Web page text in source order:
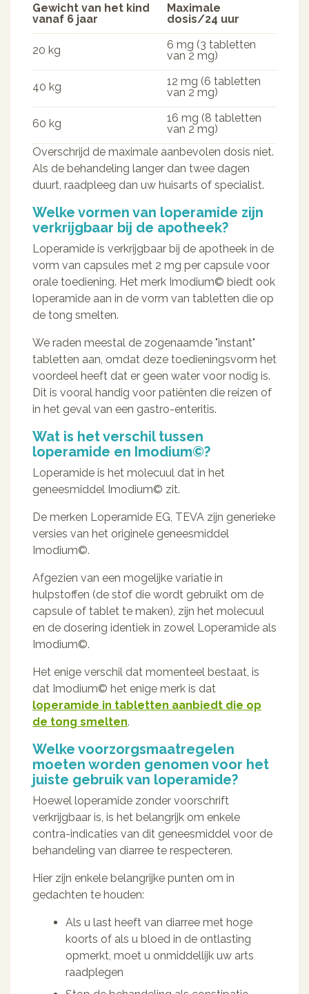
Gewicht van het kind
vanaf 6 jaar
Maximale
dosis/24 uur
20 kg
6 mg (3 tabletten
van 2 mg)
40 kg
12 mg (6 tabletten
van 2 mg)
60 kg
16 mg (8 tabletten
van 2 mg)
Overschrijd de maximale aanbevolen dosis niet.
Als de behandeling langer dan twee dagen
duurt, raadpleeg dan uw huisarts of specialist.
Welke vormen van loperamide zijn
verkrijgbaar bij de apotheek?
Loperamide is verkrijgbaar bij de apotheek in de
vorm van capsules met 2 mg per capsule voor
orale toediening. Het merk Imodium© biedt ook
loperamide aan in de vorm van tabletten die op
de tong smelten.
We raden meestal de zogenaamde "instant"
tabletten aan, omdat deze toedieningsvorm het
voordeel heeft dat er geen water voor nodig is.
Dit is vooral handig voor patiënten die reizen of
in het geval van een gastro-enteritis.
Wat is het verschil tussen
loperamide en Imodium©?
Loperamide is het molecuul dat in het
geneesmiddel Imodium© zit.
De merken Loperamide EG, TEVA zijn generieke
versies van het originele geneesmiddel
Imodium©.
Afgezien van een mogelijke variatie in
hulpstoffen (de stof die wordt gebruikt om de
capsule of tablet te maken), zijn het molecuul
en de dosering identiek in zowel Loperamide als
Imodium©.
Het enige verschil dat momenteel bestaat, is
dat Imodium© het enige merk is dat
loperamide in tabletten aanbiedt die op
de tong smelten.
Welke voorzorgsmaatregelen
moeten worden genomen voor het
juiste gebruik van loperamide?
Hoewel loperamide zonder voorschrift
verkrijgbaar is, is het belangrijk om enkele
contra-indicaties van dit geneesmiddel voor de
behandeling van diarree te respecteren.
Hier zijn enkele belangrijke punten om in
gedachten te houden:
Als u last heeft van diarree met hoge
koorts of als u bloed in de ontlasting
opmerkt, moet u onmiddellijk uw arts
raadplegen